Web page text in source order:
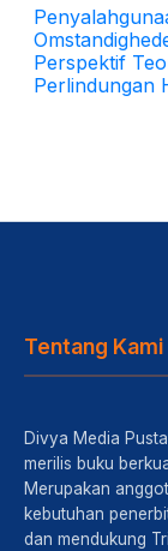
Perspektif
Perlindungan
Tentang Kami
Divya Media
merilis buku
Merupakan
kebutuhan
dan mendukung